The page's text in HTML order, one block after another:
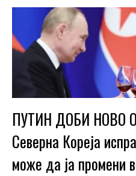
ПУТИН ДОБИ НОВО
Северна Кореја
може да ја промени